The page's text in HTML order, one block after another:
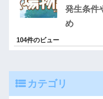
発生条件
め
104件のビュー
カテゴリ